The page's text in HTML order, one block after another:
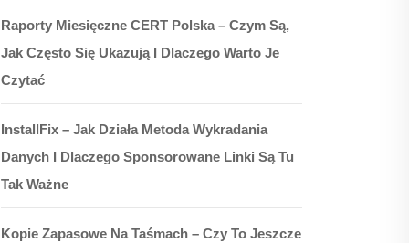
Raporty Miesięczne CERT Polska – Czym Są,
Jak Często Się Ukazują I Dlaczego Warto Je
Czytać
InstallFix – Jak Działa Metoda Wykradania
Danych I Dlaczego Sponsorowane Linki Są Tu
Tak Ważne
Kopie Zapasowe Na Taśmach – Czy To Jeszcze